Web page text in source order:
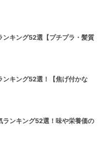
ンキング52選【プチプラ・髪質
ンキング52選！【焦げ付かな
ランキング52選！味や栄養価の